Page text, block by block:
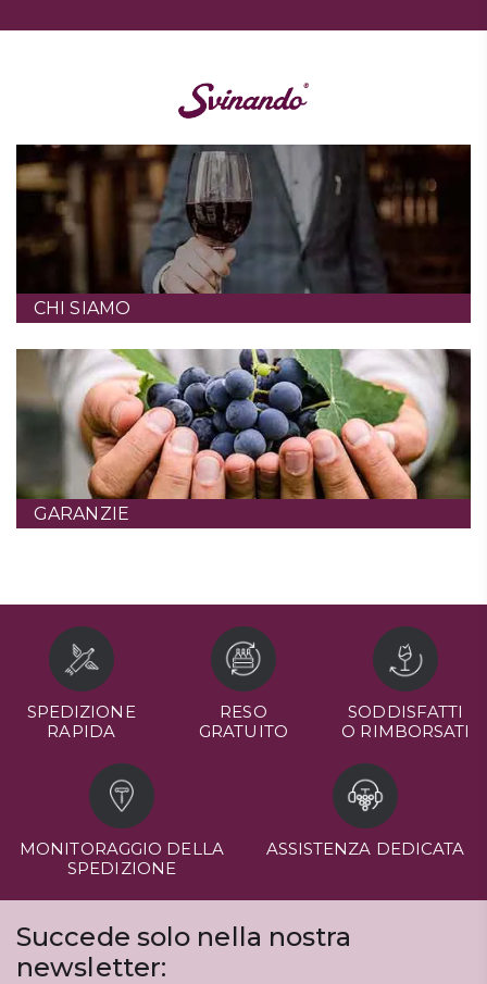
CHI SIAMO
GARANZIE
SPEDIZIONE
RAPIDA
RESO
GRATUITO
SODDISFATTI
O RIMBORSATI
MONITORAGGIO DELLA
SPEDIZIONE
ASSISTENZA DEDICATA
Succede solo nella nostra
newsletter: